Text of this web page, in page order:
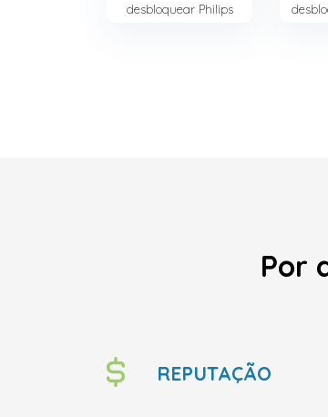
desbloquear Philips
Por
REPUTAÇÃO